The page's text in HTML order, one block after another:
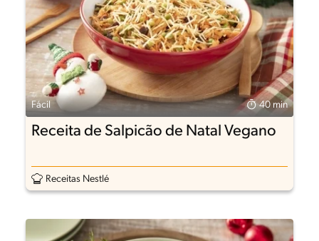
Fácil 40 min
Receita de Salpicão de Natal Vegano
Receitas Nestlé